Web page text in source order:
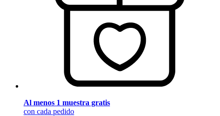
Al menos 1 muestra gratis
con cada pedido